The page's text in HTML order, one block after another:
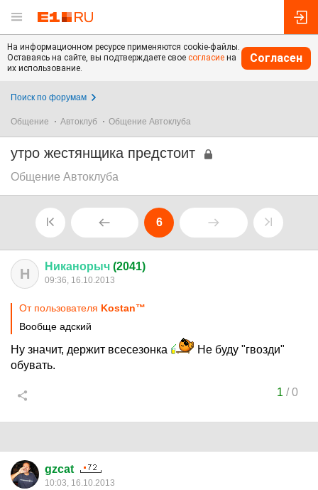
На информационном ресурсе применяются cookie-файлы.
Оставаясь на сайте, вы подтверждаете свое согласие на
их использование.
Согласен
Поиск по форумам
Общение Автоклуб Общение Автоклуба
утро жестянщика предстоит
Общение Автоклуба
6
Н Никанорыч (2041)
09:36, 16.10.2013
От пользователя Kostan™
Вообще адский
Ну значит, держит всесезонка
Не буду "гвозди"
обувать.
1 /0
gzcat
10:03, 16.10.2013